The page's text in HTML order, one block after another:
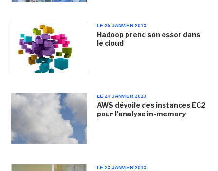
LE 25 JANVIER 2013
Hadoop prend son essor dans
le cloud
LE 24 JANVIER 2013
AWS dévoile des instances EC2
pour l'analyse in-memory
LE 23 JANVIER 2013